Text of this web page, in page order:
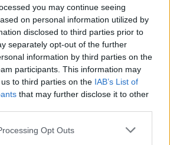
you may continue seeing
on personal information utilized by
disclosed to third parties prior to
separately opt-out of the further
information by third parties on the
participants. This information may
to third parties on the IAB’s List of
that may further disclose it to other
website/app uses one or more Google
Opt Outs
δόθηκε και στη συμβολή της
, καθώς η πλειονότητα των
πλοιοκτήτες, αλλά και
με τη λειτουργία σχολών
άμεση απορρόφηση των
εταίρους